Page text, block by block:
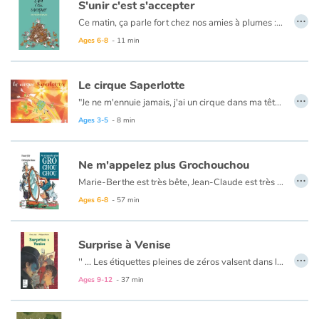
Blog
French book lists for children
Reading for children
Activities and workshops
Dyslexia and reading disorders
S'unir c'est s'accepter
Ce matin, ça parle fort chez nos amies à plumes : Marinette veut changer de couleur… Il n’en faut pas plus pour affoler la basse-cour.
Ages 6-8 - 11 min
…
Le cirque Saperlotte
"Je ne m'ennuie jamais, j'ai un cirque dans ma tête. Dès que j'ai un moment, je m'évade, je m'exerce, j'ai toujours un numéro à préparer. On m'appelle SAPERLOTTE." Nous assistons au spectacle présenté par une Madame Loyal qui s'enflamme, encourage les artistes, chauffe son public. Les numéros se succèdent jusqu'au final, chevaux, clown, acrobates, magiciens, et la magie du cirque opère. En lisant ce kamishibaï, nous sommes Monsieur Loyal, alors vive les excès ! À lire dès la maternelle et à faire lire dès le primaire.
Ages 3-5 - 8 min
…
Ne m'appelez plus Grochouchou
Marie-Berthe est très bête, Jean-Claude est très laid, mais ils sont très riches. Leur fils Clodobert, beau comme son père et intelligent comme sa mère, est un petit monstre prétentieux, méchant et ignorant. C'est en tombant amoureux de la jolie Clo que Clodobert découvrira que le monde ne se résume pas à sa suffisante personne...
Ages 6-8 - 57 min
…
Surprise à Venise
'' ... Les étiquettes pleines de zéros valsent dans la tête d'Enzo. C'est sûr le trésor qu'il serre sous son blouson vaut plus de sous qu'il n'en a jamais vu de toute sa vie. '' Une folle et captivante poursuite à Venise.
Ages 9-12 - 37 min
…